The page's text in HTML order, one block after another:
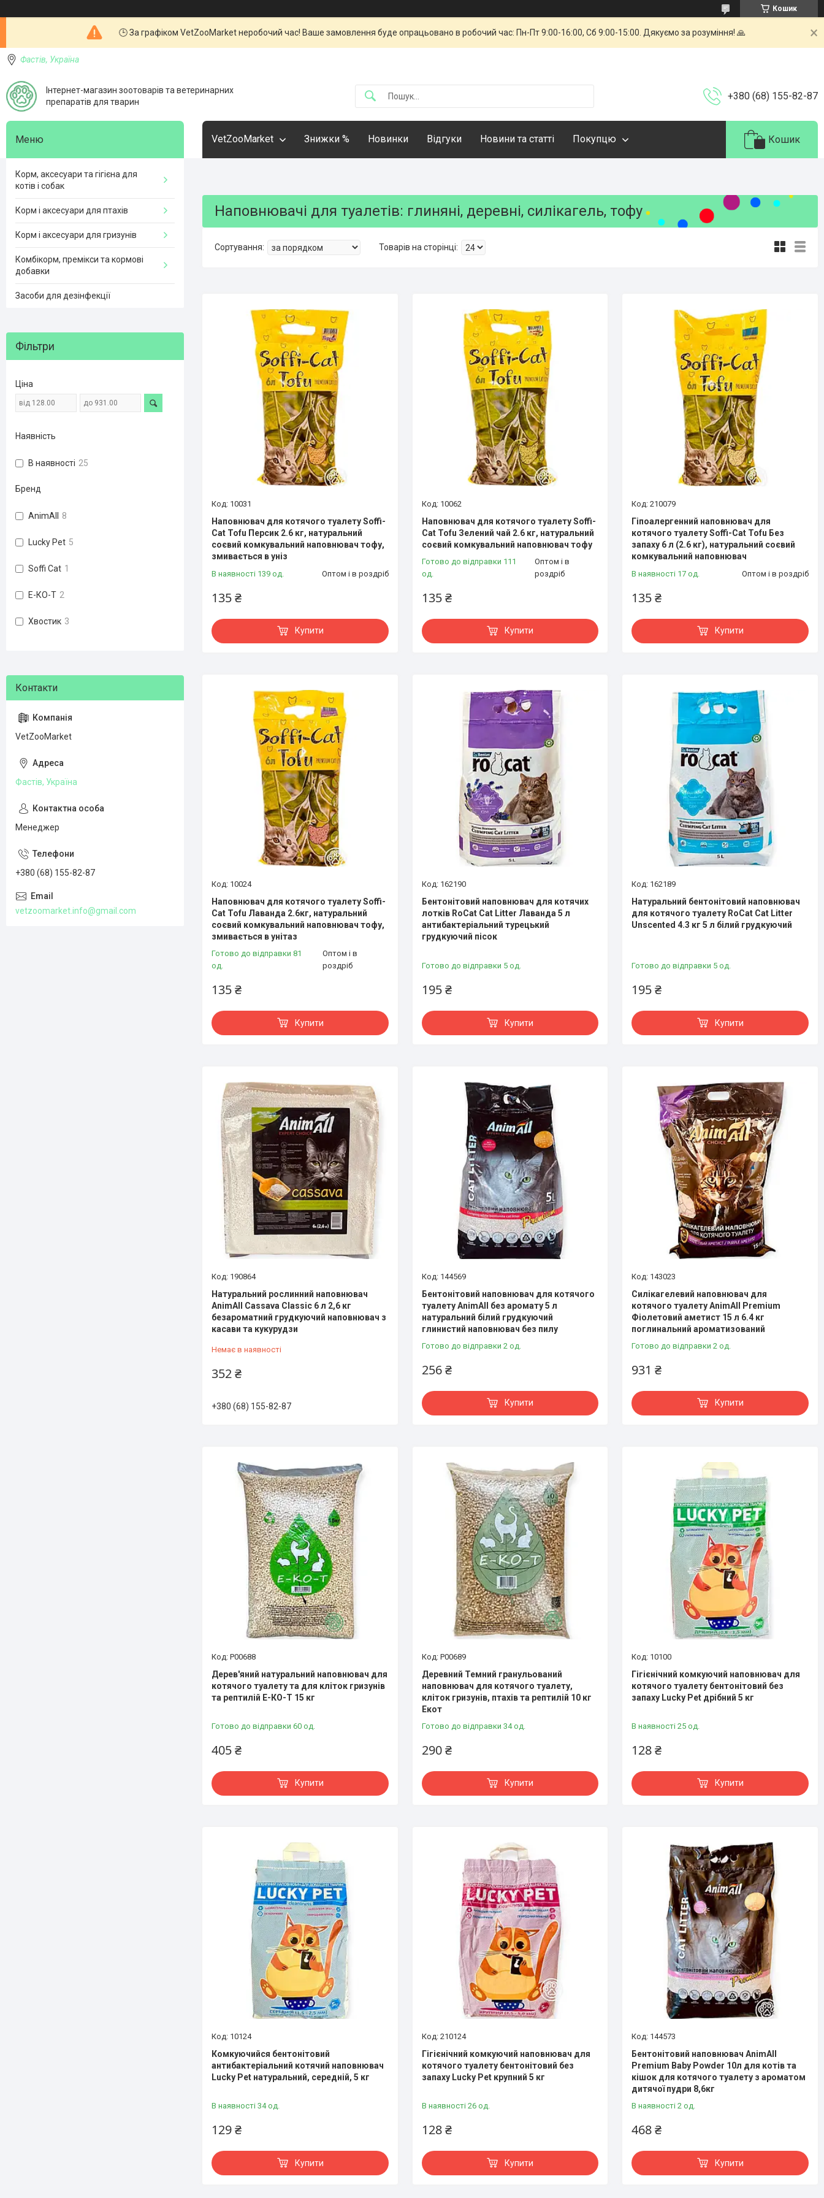
Кошик
🕒 За графіком VetZooMarket неробочий час! Ваше замовлення буде опрацьовано в робочий час: Пн-Пт 9:00-16:00, Сб 9:00-15:00. Дякуємо за розуміння! 🙏
Фастів, Україна
Інтернет-магазин зоотоварів та ветеринарних
препаратів для тварин
+380 (68) 155-82-87
VetZooMarket Знижки % Новинки Відгуки Новини та статті Покупцю Кошик
Наповнювачі для туалетів: глиняні, деревні, силікагель, тофу
10031
Наповнювач для котячого туалету Soffi-
Cat Tofu Персик 2.6 кг, натуральний
соєвий комкувальний наповнювач тофу,
змивається в уніз
В наявності 139 од. Оптом і в роздріб
135 ₴
Купити
10062
Наповнювач для котячого туалету Soffi-
Cat Tofu Зелений чай 2.6 кг, натуральний
соєвий комкувальний наповнювач тофу
Готово до відправки 111
од.
Оптом і в
роздріб
135 ₴
Купити
210079
Гіпоалергенний наповнювач для
котячого туалету Soffi-Cat Tofu Без
запаху 6 л (2.6 кг), натуральний соєвий
комкувальний наповнювач
В наявності 17 од. Оптом і в роздріб
135 ₴
Купити
10024
Наповнювач для котячого туалету Soffi-
Cat Tofu Лаванда 2.6кг, натуральний
соєвий комкувальний наповнювач тофу,
змивається в унітаз
Готово до відправки 81
од.
Оптом і в
роздріб
135 ₴
Купити
162190
Бентонітовий наповнювач для котячих
лотків RoCat Cat Litter Лаванда 5 л
антибактеріальний турецький
грудкуючий пісок
Готово до відправки 5 од.
195 ₴
Купити
162189
Натуральний бентонітовий наповнювач
для котячого туалету RoCat Cat Litter
Unscented 4.3 кг 5 л білий грудкуючий
Готово до відправки 5 од.
195 ₴
Купити
190864
Натуральний рослинний наповнювач
AnimAll Cassava Classic 6 л 2,6 кг
безароматний грудкуючий наповнювач з
касави та кукурудзи
Немає в наявності
352 ₴
+380 (68) 155-82-87
144569
Бентонітовий наповнювач для котячого
туалету AnimAll без аромату 5 л
натуральний білий грудкуючий
глинистий наповнювач без пилу
Готово до відправки 2 од.
256 ₴
Купити
143023
Силікагелевий наповнювач для
котячого туалету AnimAll Premium
Фіолетовий аметист 15 л 6.4 кг
поглинальний ароматизований
Готово до відправки 2 од.
931 ₴
Купити
P00688
Дерев'яний натуральний наповнювач для
котячого туалету та для кліток гризунів
та рептилій Е-КО-Т 15 кг
Готово до відправки 60 од.
405 ₴
Купити
P00689
Деревний Темний гранульований
наповнювач для котячого туалету,
кліток гризунів, птахів та рептилій 10 кг
Екот
Готово до відправки 34 од.
290 ₴
Купити
10100
Гігієнічний комкуючий наповнювач для
котячого туалету бентонітовий без
запаху Lucky Pet дрібний 5 кг
В наявності 25 од.
128 ₴
Купити
10124
Комкуючийся бентонітовий
антибактеріальний котячий наповнювач
Lucky Pet натуральний, середній, 5 кг
В наявності 34 од.
129 ₴
Купити
210124
Гігієнічний комкуючий наповнювач для
котячого туалету бентонітовий без
запаху Lucky Pet крупний 5 кг
В наявності 26 од.
128 ₴
Купити
144573
Бентонітовий наповнювач AnimAll
Premium Baby Powder 10л для котів та
кішок для котячого туалету з ароматом
дитячої пудри 8,6кг
В наявності 2 од.
468 ₴
Купити
Корм, аксесуари та гігієна для
котів і собак
Корм і аксесуари для птахів
Корм і аксесуари для гризунів
Комбікорм, премікси та кормові
добавки
Засоби для дезінфекції
Фільтри
Ціна
Наявність
В наявності 25
Бренд
AnimAll 8
Lucky Pet 5
Soffi Cat 1
Е-КО-Т 2
Хвостик 3
VetZooMarket
Фастів, Україна
Менеджер
+380 (68) 155-82-87
vetzoomarket.info@gmail.com